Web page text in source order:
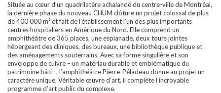
Située au cœur d’un quadrilatère achalandé du centre-ville de Montréal,
la dernière phase du nouveau CHUM clôture un projet colossal de plus
de 400 000 m² et fait de l’établissement l’un des plus importants
centres hospitaliers en Amérique du Nord. Elle comprend un
amphithéâtre de 365 places, une esplanade, deux tours jointes
hébergeant des cliniques, des bureaux, une bibliothèque publique et
des aménagements souterrains. Avec sa forme singulière et son
enveloppe de cuivre – un matériau durable et emblématique du
patrimoine bâti –, l’amphithéâtre Pierre-Péladeau donne au projet un
caractère unique. Véritable œuvre d’art, il complète l’incroyable
programme d’art public du complexe.